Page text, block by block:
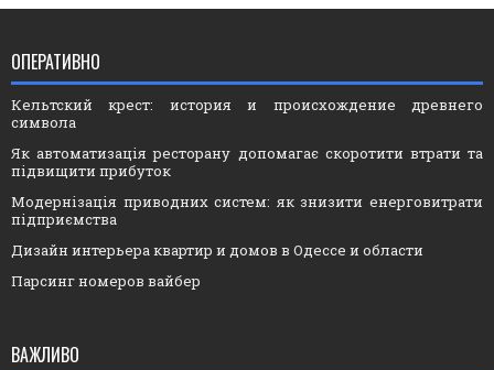
ОПЕРАТИВНО
Кельтский крест: история и происхождение древнего
символа
Як автоматизація ресторану допомагає скоротити втрати та
підвищити прибуток
Модернізація приводних систем: як знизити енерговитрати
підприємства
Дизайн интерьера квартир и домов в Одессе и области
Парсинг номеров вайбер
ВАЖЛИВО